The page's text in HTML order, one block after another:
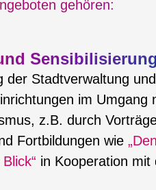
gehören:
Sensibilisierung
der Stadtverwaltung und
im Umgang
z.B. durch
Fortbildungen wie „Den
in Kooperation mit